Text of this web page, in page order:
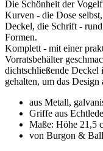
Die Schönheit der
Kurven - die Dose
Deckel, die Schrift -
Formen.
Komplett - mit einer
Vorratsbehälter
dichtschließende Deckel
gehalten, um das Design
aus Metall,
Griffe aus
Maße: Höhe 21,5
von Burgon &